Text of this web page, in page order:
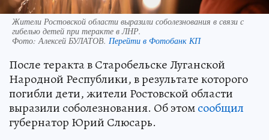
Жители Ростовской области выразили соболезнования в связи с
гибелью детей при теракте в ЛНР.
Фото:Алексей БУЛАТОВ. Перейти в Фотобанк КП
После теракта в Старобельске Луганской
Народной Республики, в результате которого
погибли дети, жители Ростовской области
выразили соболезнования. Об этомсообщил
губернатор Юрий Слюсарь.